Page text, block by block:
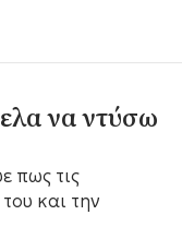
να ντύσω
πως τις
και την